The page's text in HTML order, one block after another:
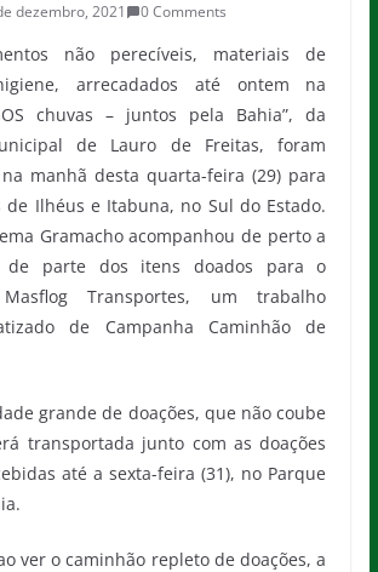
dezembro, 2021 0 Comments
não perecíveis, materiais de
arrecadados até ontem na
chuvas – juntos pela Bahia”, da
de Lauro de Freitas, foram
manhã desta quarta-feira (29) para
Ilhéus e Itabuna, no Sul do Estado.
Gramacho acompanhou de perto a
de parte dos itens doados para o
Transportes, um trabalho
de Campanha Caminhão de
grande de doações, que não coube
transportada junto com as doações
até a sexta-feira (31), no Parque
ver o caminhão repleto de doações, a